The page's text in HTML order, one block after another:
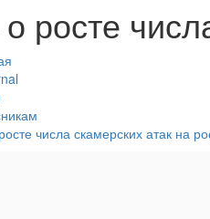
росте
числа скамерских атак на